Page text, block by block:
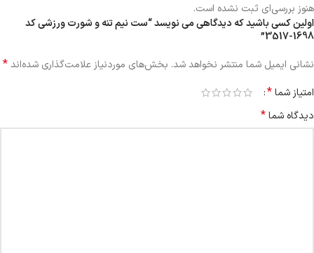
هنوز بررسی‌ای ثبت نشده است.
اولین کسی باشید که دیدگاهی می نویسد “ست نیم تنه و شورت ورزشی کد
1698-3517”
نشانی ایمیل شما منتشر نخواهد شد. بخش‌های موردنیاز علامت‌گذاری شده‌اند*
امتیاز شما*
دیدگاه شما*